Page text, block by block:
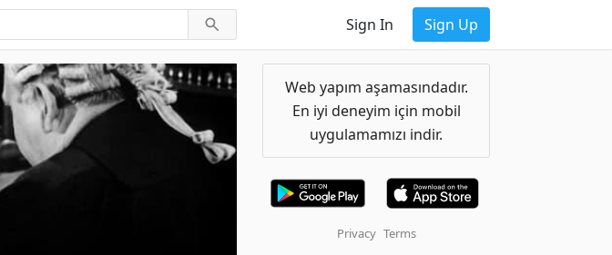
Sign In Sign Up
Web yapım aşamasındadır.
En iyi deneyim için mobil
uygulamamızı indir.
Privacy Terms